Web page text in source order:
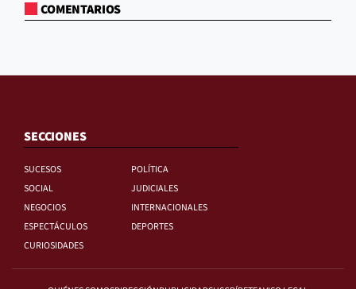
COMENTARIOS
SECCIONES
SUCESOS
POLÍTICA
SOCIAL
JUDICIALES
NEGOCIOS
INTERNACIONALES
ESPECTÁCULOS
DEPORTES
CURIOSIDADES